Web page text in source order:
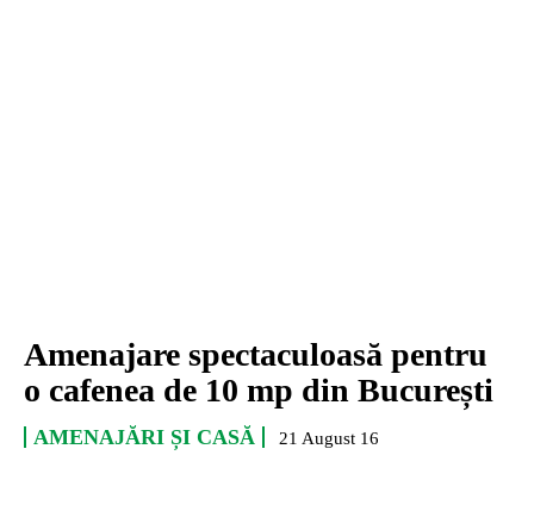
Amenajare spectaculoasă pentru
o cafenea de 10 mp din București
AMENAJĂRI ȘI CASĂ 21 August 16